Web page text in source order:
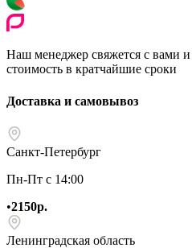
Наш менеджер свяжется с вами
стоимость в кратчайшие сроки
Доставка и самовывоз
Санкт-Петербург
Пн-Пт с 14:00
•2150р.
Ленинградская область